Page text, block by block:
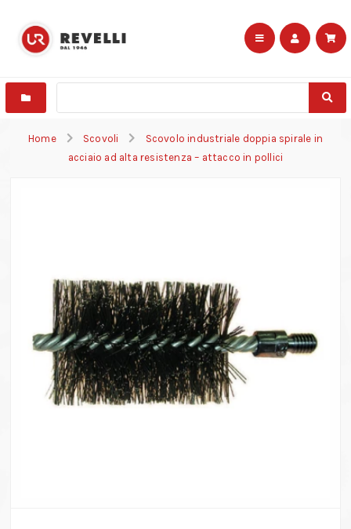
Home Scovoli
Scovolo industriale doppia spirale in
acciaio ad alta resistenza – attacco in pollici